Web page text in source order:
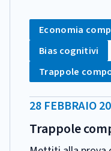
CATEGORIA:
Tag:
Economia
Tag:
Bias cognitivi
Tag:
Trappole
DATA
28 FEBBRAIO
Trappole